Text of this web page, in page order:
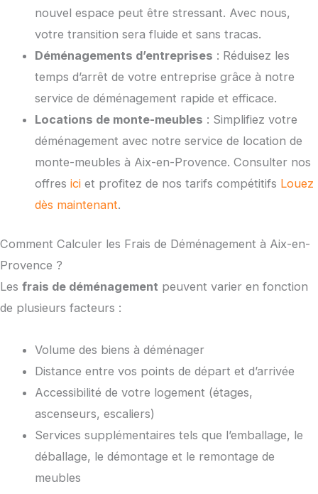
nouvel espace peut être stressant. Avec nous,
votre transition sera fluide et sans tracas.
Déménagements d’entreprises : Réduisez les
temps d’arrêt de votre entreprise grâce à notre
service de déménagement rapide et efficace.
Locations de monte-meubles : Simplifiez votre
déménagement avec notre service de location de
monte-meubles à Aix-en-Provence. Consulter nos
offresici et profitez de nos tarifs compétitifs Louez
dès maintenant.
Comment Calculer les Frais de Déménagement à Aix-en-
Provence ?
Les frais de déménagement peuvent varier en fonction
de plusieurs facteurs :
Volume des biens à déménager
Distance entre vos points de départ et d’arrivée
Accessibilité de votre logement (étages,
ascenseurs, escaliers)
Services supplémentaires tels que l’emballage, le
déballage, le démontage et le remontage de
meubles